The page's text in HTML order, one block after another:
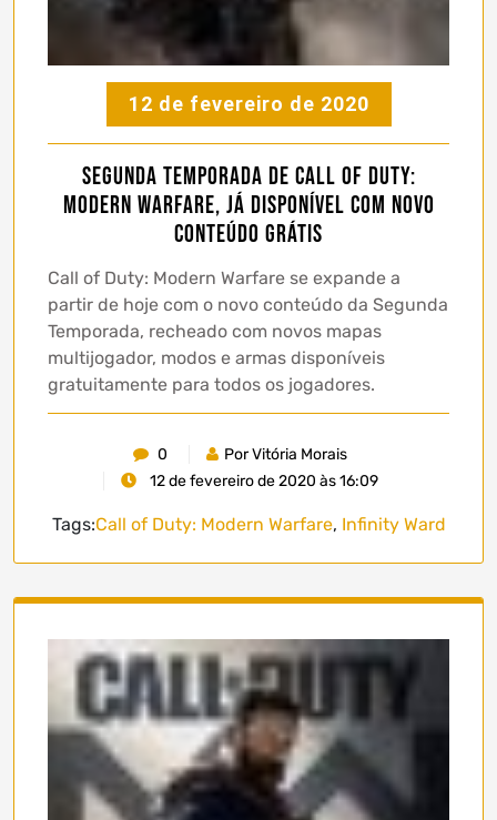
12 de fevereiro de 2020
Segunda temporada de Call of Duty:
Modern Warfare, já disponível com novo
conteúdo grátis
Call of Duty: Modern Warfare se expande a
partir de hoje com o novo conteúdo da Segunda
Temporada, recheado com novos mapas
multijogador, modos e armas disponíveis
gratuitamente para todos os jogadores.
0
Por Vitória Morais
12 de fevereiro de 2020 às 16:09
Tags:Call of Duty: Modern Warfare, Infinity Ward